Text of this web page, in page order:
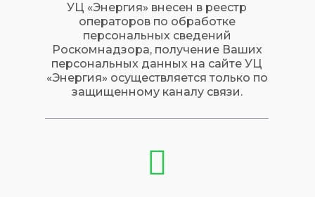
УЦ «Энергия» внесен в реестр
операторов по обработке
персональных сведений
Роскомнадзора, получение Ваших
персональных данных на сайте УЦ
«Энергия» осуществляется только по
защищенному каналу связи.